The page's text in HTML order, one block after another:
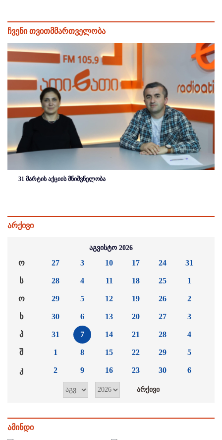
ჩვენი თვითმმართველობა
31 მარტის აქციის მნიშვნელობა
არქივი
აგვისტო 2026
ო
ს
ო
ხ
პ
შ
კ
27
28
29
30
31
1
2
3
4
5
6
7
8
9
10
11
12
13
14
15
16
17
18
19
20
21
22
23
24
25
26
27
28
29
30
31
1
2
3
4
5
6
ამინდი